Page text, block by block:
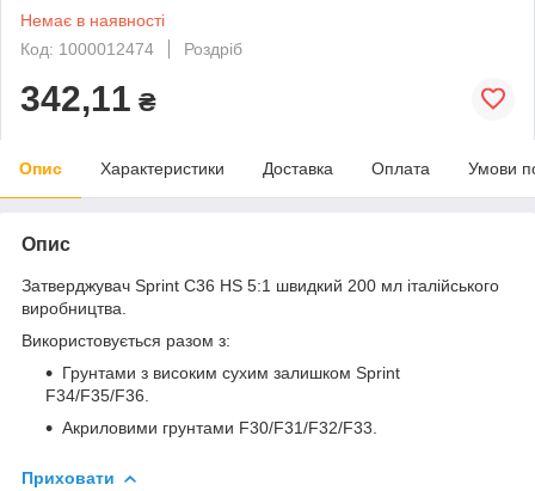
Немає в наявності
Код: 1000012474
Роздріб
342,11 ₴
Опис Характеристики Доставка Оплата Умови
Опис
Затверджувач Sprint C36 HS 5:1 швидкий 200 мл італійського
виробництва.
Використовується разом з:
Грунтами з високим сухим залишком Sprint
F34/F35/F36.
Акриловими грунтами F30/F31/F32/F33.
Приховати